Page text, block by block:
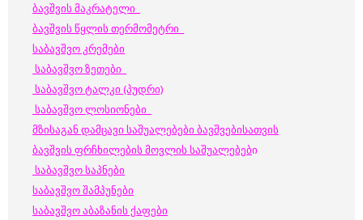
ბავშვის მაკრატელი
ბავშვის წყლის თერმომეტრი
საბავშვო კრემები
საბავშვო ზეთები
საბავშვო ტალკი (პუდრი)
საბავშვო ლოსიონები
მზისაგან დამცავი საშუალებები ბავშვებისათვის
ბავშვის ფრჩხილების მოვლის საშუალებები
საბავშვო საპნები
საბავშვო შამპუნები
საბავშვო აბაზანის ქაფები